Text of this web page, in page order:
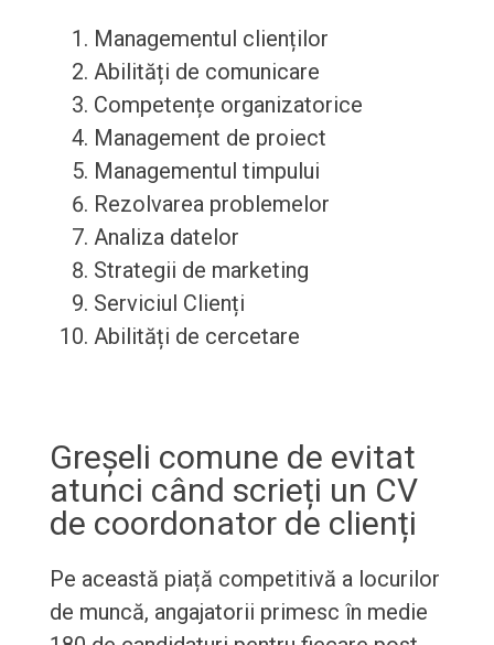
Managementul clienților
Abilități de comunicare
Competențe organizatorice
Management de proiect
Managementul timpului
Rezolvarea problemelor
Analiza datelor
Strategii de marketing
Serviciul Clienți
Abilități de cercetare
Greșeli comune de evitat
atunci când scrieți un CV
de coordonator de clienți
Pe această piață competitivă a locurilor
de muncă, angajatorii primesc în medie